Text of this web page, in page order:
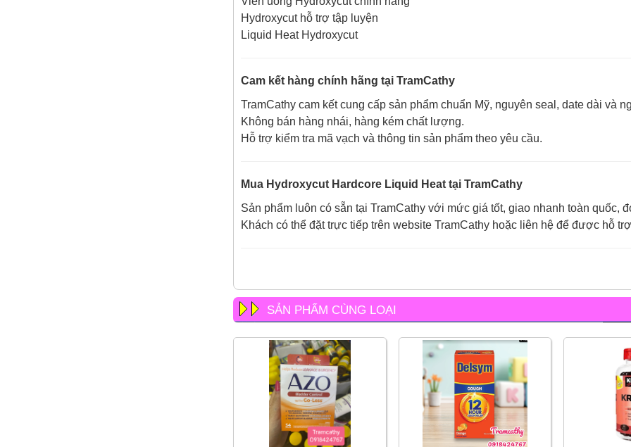
Hydroxycut hỗ trợ tập luyện
Liquid Heat Hydroxycut
Cam kết hàng chính hãng tại TramCathy
TramCathy cam kết cung cấp sản phẩm chuẩn Mỹ, nguyên seal, date dài và
Không bán hàng nhái, hàng kém chất lượng.
Hỗ trợ kiểm tra mã vạch và thông tin sản phẩm theo yêu cầu.
Mua Hydroxycut Hardcore Liquid Heat tại TramCathy
Sản phẩm luôn có sẵn tại TramCathy với mức giá tốt, giao nhanh toàn quốc,
Khách có thể đặt trực tiếp trên website TramCathy hoặc liên hệ để được hỗ
SẢN PHẨM CÙNG LOẠI